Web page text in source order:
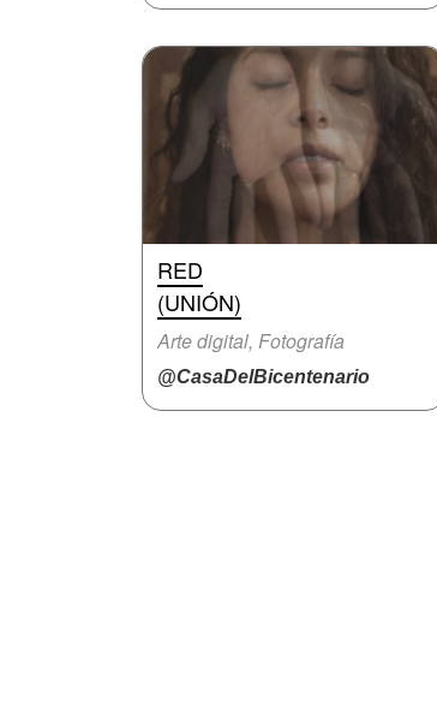
RED
(UNIÓN)
Arte digital, Fotografía
@CasaDelBicentenario